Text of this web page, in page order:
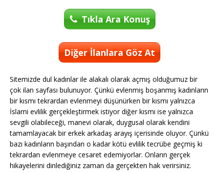
Tıkla Ara Konuş
Diğer İlanlara Göz At
Sitemizde dul kadınlar ile alakalı olarak açmış olduğumuz bir
çok ilan sayfası bulunuyor. Çünkü evlenmiş boşanmış kadınların
bir kısmı tekrardan evlenmeyi düşünürken bir kısmı yalnızca
İslami evlilik gerçekleştirmek istiyor diğer kısmı ise yalnızca
sevgili olabileceği, manevi olarak, duygusal olarak kendini
tamamlayacak bir erkek arkadaş arayış içerisinde oluyor. Çünkü
bazı kadınların başından o kadar kötü evlilik tecrübe geçmiş ki
tekrardan evlenmeye cesaret edemiyorlar. Onların gerçek
hikayelerini dinlediğiniz zaman da gerçekten hak verirsiniz.